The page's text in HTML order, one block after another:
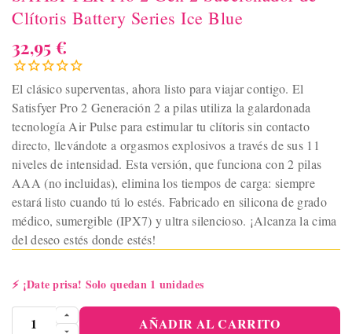
Clítoris Battery Series Ice Blue
32,95 €
El clásico superventas, ahora listo para viajar contigo. El
Satisfyer Pro 2 Generación 2 a pilas utiliza la galardonada
tecnología Air Pulse para estimular tu clítoris sin contacto
directo, llevándote a orgasmos explosivos a través de sus 11
niveles de intensidad. Esta versión, que funciona con 2 pilas
AAA (no incluidas), elimina los tiempos de carga: siempre
estará listo cuando tú lo estés. Fabricado en silicona de grado
médico, sumergible (IPX7) y ultra silencioso. ¡Alcanza la cima
del deseo estés donde estés!
⚡ ¡Date prisa! Solo quedan 1 unidades
AÑADIR AL CARRITO